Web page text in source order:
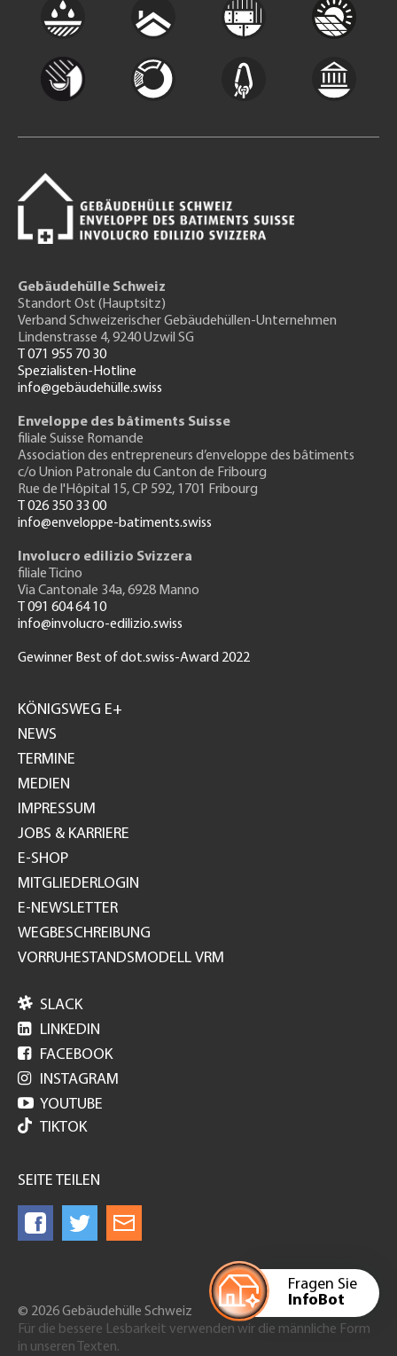
Fragen Sie
InfoBot
Gebäudehülle Schweiz
Standort Ost (Hauptsitz)
Verband Schweizerischer Gebäudehüllen-Unternehmen
Lindenstrasse 4, 9240 Uzwil SG
T 071 955 70 30
Spezialisten-Hotline
info@gebäudehülle.swiss
Enveloppe des bâtiments Suisse
filiale Suisse Romande
Association des entrepreneurs d’enveloppe des bâtiments
c/o Union Patronale du Canton de Fribourg
Rue de l'Hôpital 15, CP 592, 1701 Fribourg
T 026 350 33 00
info@enveloppe-batiments.swiss
Involucro edilizio Svizzera
filiale Ticino
Via Cantonale 34a, 6928 Manno
T 091 604 64 10
info@involucro-edilizio.swiss
Gewinner Best of dot.swiss-Award 2022
GH
KÖNIGSWEG E+
NEWS
TERMINE
MEDIEN
IMPRESSUM
JOBS & KARRIERE
E-SHOP
MITGLIEDERLOGIN
E-NEWSLETTER
WEGBESCHREIBUNG
VORRUHESTANDSMODELL VRM
 SLACK
 LINKEDIN
 FACEBOOK
 INSTAGRAM
 YOUTUBE
TIKTOK
SEITE TEILEN
© 2026 Gebäudehülle Schweiz
Für die bessere Lesbarkeit verwenden wir die männliche Form
in unseren Texten.